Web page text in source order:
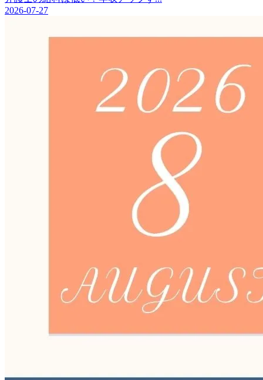
2026-07-27